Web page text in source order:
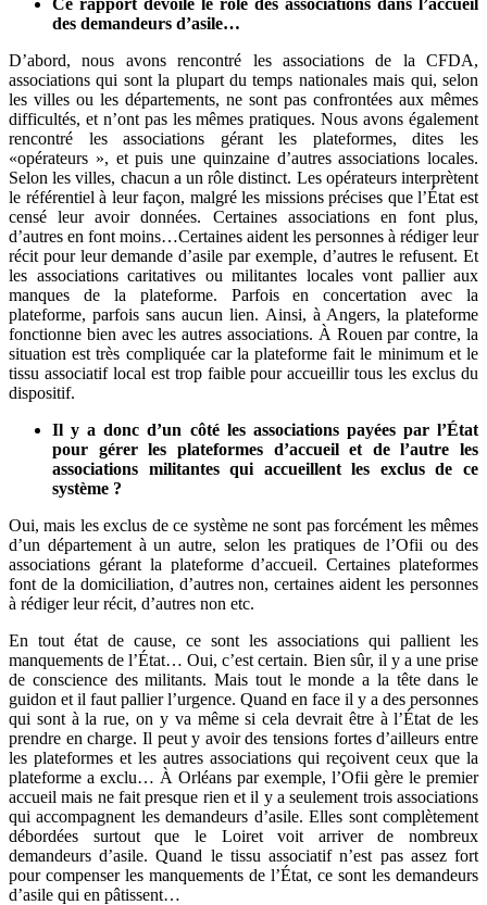
des demandeurs d’asile…
D’abord, nous avons rencontré les associations de la CFDA,
associations qui sont la plupart du temps nationales mais qui, selon
les villes ou les départements, ne sont pas confrontées aux mêmes
difficultés, et n’ont pas les mêmes pratiques. Nous avons également
rencontré les associations gérant les plateformes, dites les
«opérateurs », et puis une quinzaine d’autres associations locales.
Selon les villes, chacun a un rôle distinct. Les opérateurs interprètent
le référentiel à leur façon, malgré les missions précises que l’État est
censé leur avoir données. Certaines associations en font plus,
d’autres en font moins…Certaines aident les personnes à rédiger leur
récit pour leur demande d’asile par exemple, d’autres le refusent. Et
les associations caritatives ou militantes locales vont pallier aux
manques de la plateforme. Parfois en concertation avec la
plateforme, parfois sans aucun lien. Ainsi, à Angers, la plateforme
fonctionne bien avec les autres associations. À Rouen par contre, la
situation est très compliquée car la plateforme fait le minimum et le
tissu associatif local est trop faible pour accueillir tous les exclus du
dispositif.
Il y a donc d’un côté les associations payées par l’État
pour gérer les plateformes d’accueil et de l’autre les
associations militantes qui accueillent les exclus de ce
système ?
Oui, mais les exclus de ce système ne sont pas forcément les mêmes
d’un département à un autre, selon les pratiques de l’Ofii ou des
associations gérant la plateforme d’accueil. Certaines plateformes
font de la domiciliation, d’autres non, certaines aident les personnes
à rédiger leur récit, d’autres non etc.
En tout état de cause, ce sont les associations qui pallient les
manquements de l’État… Oui, c’est certain. Bien sûr, il y a une prise
de conscience des militants. Mais tout le monde a la tête dans le
guidon et il faut pallier l’urgence. Quand en face il y a des personnes
qui sont à la rue, on y va même si cela devrait être à l’État de les
prendre en charge. Il peut y avoir des tensions fortes d’ailleurs entre
les plateformes et les autres associations qui reçoivent ceux que la
plateforme a exclu… À Orléans par exemple, l’Ofii gère le premier
accueil mais ne fait presque rien et il y a seulement trois associations
qui accompagnent les demandeurs d’asile. Elles sont complètement
débordées surtout que le Loiret voit arriver de nombreux
demandeurs d’asile. Quand le tissu associatif n’est pas assez fort
pour compenser les manquements de l’État, ce sont les demandeurs
d’asile qui en pâtissent…